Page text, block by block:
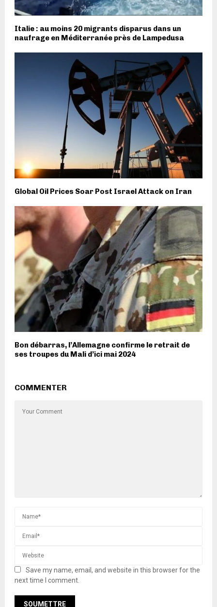
Italie : au moins 20 migrants disparus dans un
naufrage en Méditerranée près de Lampedusa
Global Oil Prices Soar Post Israel Attack on Iran
Bon débarras, l’Allemagne confirme le retrait de
ses troupes du Mali d’ici mai 2024
COMMENTER
Save my name, email, and website in this browser for the
next time I comment.